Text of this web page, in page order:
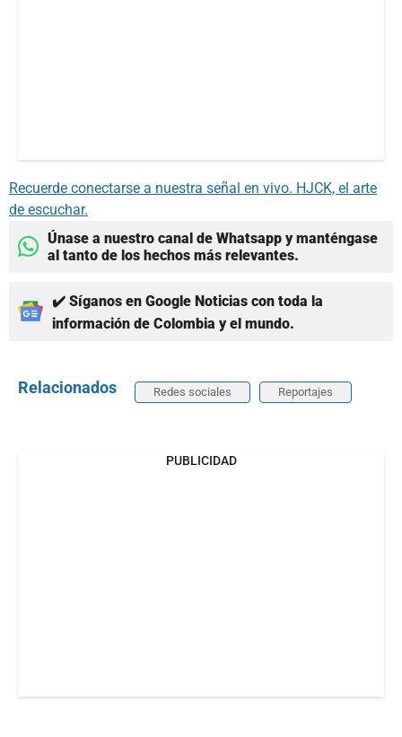
Recuerde conectarse a nuestra señal en vivo. HJCK, el arte
de escuchar.
Únase a nuestro canal de Whatsapp y manténgase
al tanto de los hechos más relevantes.
✔️ Síganos en Google Noticias con toda la
información de Colombia y el mundo.
Relacionados Redes sociales Reportajes
PUBLICIDAD